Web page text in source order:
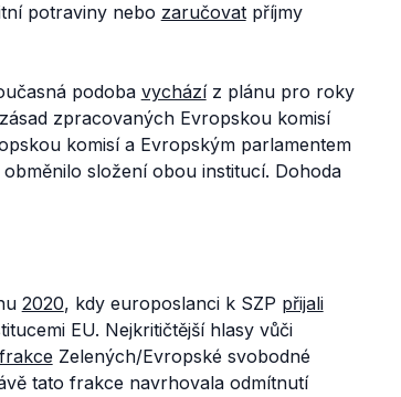
potraviny nebo zaručovatpříjmy
podoba vycházíz plánu pro roky
zpracovaných Evropskou komisí
komisí a Evropským parlamentem
složení obou institucí. Dohoda
2020, kdy europoslanci k SZP přijali
EU. Nejkritičtější hlasy vůči
frakce Zelených/Evropské svobodné
tato frakce navrhovala odmítnutí